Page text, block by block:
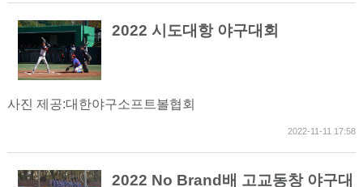
2022 시도대항 야구대회
사진 제공:대한야구소프트볼협회
2022-11-11 17:58
2022 No Brand배 고교동창 야구대